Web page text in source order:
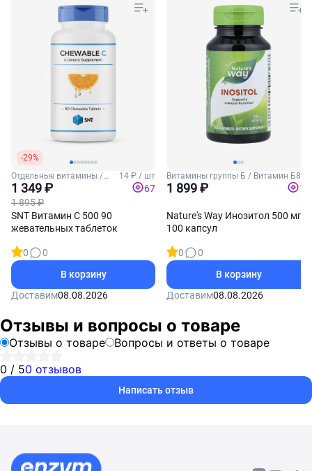
-29%
Отдельные витамины /
Витамин С
14 ₽ / шт
1 349 ₽
1 895 ₽
67
SNT Витамин С 500 90
жевательных таблеток
0
0
В корзину
Доставим08.08.2026
Витамины группы Б / Витамин Б8
(Инозитол)
1 899 ₽ 19
Nature's Way Инозитол 500 мг
100 капсул
0
0
В корзину
Доставим08.08.2026
Отзывы и вопросы о товаре
Отзывы о товаре
Вопросы и ответы о товаре
0 / 50 отзывов
Написать отзыв